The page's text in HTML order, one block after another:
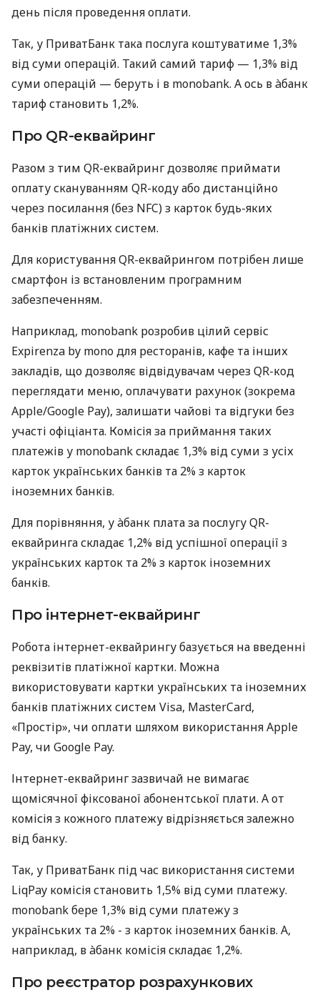
день після проведення оплати.
Так, у ПриватБанк така послуга коштуватиме 1,3%
від суми операцій. Такий самий тариф — 1,3% від
суми операцій — беруть і в monobank. А ось в àбанк
тариф становить 1,2%.
Про QR-еквайринг
Разом з тим QR-еквайринг дозволяє приймати
оплату скануванням QR-коду або дистанційно
через посилання (без NFC) з карток будь-яких
банків платіжних систем.
Для користування QR-еквайрингом потрібен лише
смартфон із встановленим програмним
забезпеченням.
Наприклад, monobank розробив цілий сервіс
Expirenza by mono для ресторанів, кафе та інших
закладів, що дозволяє відвідувачам через QR-код
переглядати меню, оплачувати рахунок (зокрема
Apple/Google Pay), залишати чайові та відгуки без
участі офіціанта. Комісія за приймання таких
платежів у monobank складає 1,3% від суми з усіх
карток українських банків та 2% з карток
іноземних банків.
Для порівняння, у àбанк плата за послугу QR-
еквайринга складає 1,2% від успішної операції з
українських карток та 2% з карток іноземних
банків.
Про інтернет-еквайринг
Робота інтернет-еквайрингу базується на введенні
реквізитів платіжної картки. Можна
використовувати картки українських та іноземних
банків платіжних систем Visa, MasterCard,
«Простір», чи оплати шляхом використання Apple
Pay, чи Google Pay.
Інтернет-еквайринг зазвичай не вимагає
щомісячної фіксованої абонентської плати. А от
комісія з кожного платежу відрізняється залежно
від банку.
Так, у ПриватБанк під час використання системи
LiqPay комісія становить 1,5% від суми платежу.
monobank бере 1,3% від суми платежу з
українських та 2% - з карток іноземних банків. А,
наприклад, в àбанк комісія складає 1,2%.
Про реєстратор розрахункових